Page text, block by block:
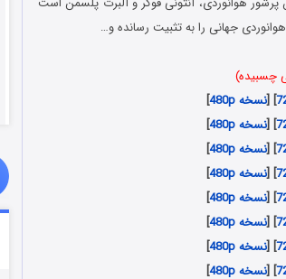
جهانی را به تثبیت رسانده و…
چسبیده)
] [نسخه 480p
]
] [نسخه 480p
]
] [نسخه 480p
]
] [نسخه 480p
]
] [نسخه 480p
]
] [نسخه 480p
]
] [نسخه 480p
]
] [نسخه 480p
]